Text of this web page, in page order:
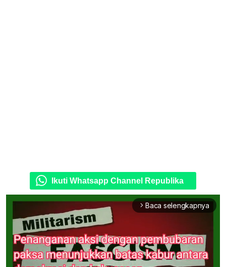
Ikuti Whatsapp Channel Republika
arrow_forward_ios Baca selengkapnya